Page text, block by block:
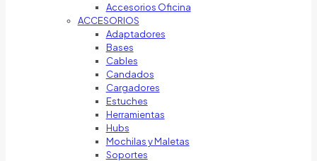
Accesorios Oficina
ACCESORIOS
Adaptadores
Bases
Cables
Candados
Cargadores
Estuches
Herramientas
Hubs
Mochilas y Maletas
Soportes